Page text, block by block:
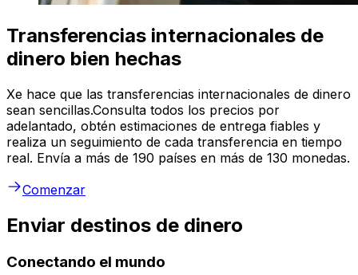
Transferencias internacionales de
dinero bien hechas
Xe hace que las transferencias internacionales de dinero
sean sencillas.Consulta todos los precios por
adelantado, obtén estimaciones de entrega fiables y
realiza un seguimiento de cada transferencia en tiempo
real. Envía a más de 190 países en más de 130 monedas.
Comenzar
Enviar destinos de dinero
Conectando el mundo